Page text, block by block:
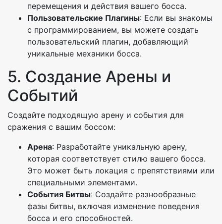
перемещения и действия вашего босса.
Пользовательские Плагины: Если вы знакомы
с программированием, вы можете создать
пользовательский плагин, добавляющий
уникальные механики босса.
5. Создание Арены и
Событий
Создайте подходящую арену и события для
сражения с вашим боссом:
Арена: Разработайте уникальную арену,
которая соответствует стилю вашего босса.
Это может быть локация с препятствиями или
специальными элементами.
События Битвы: Создайте разнообразные
фазы битвы, включая изменение поведения
босса и его способностей.